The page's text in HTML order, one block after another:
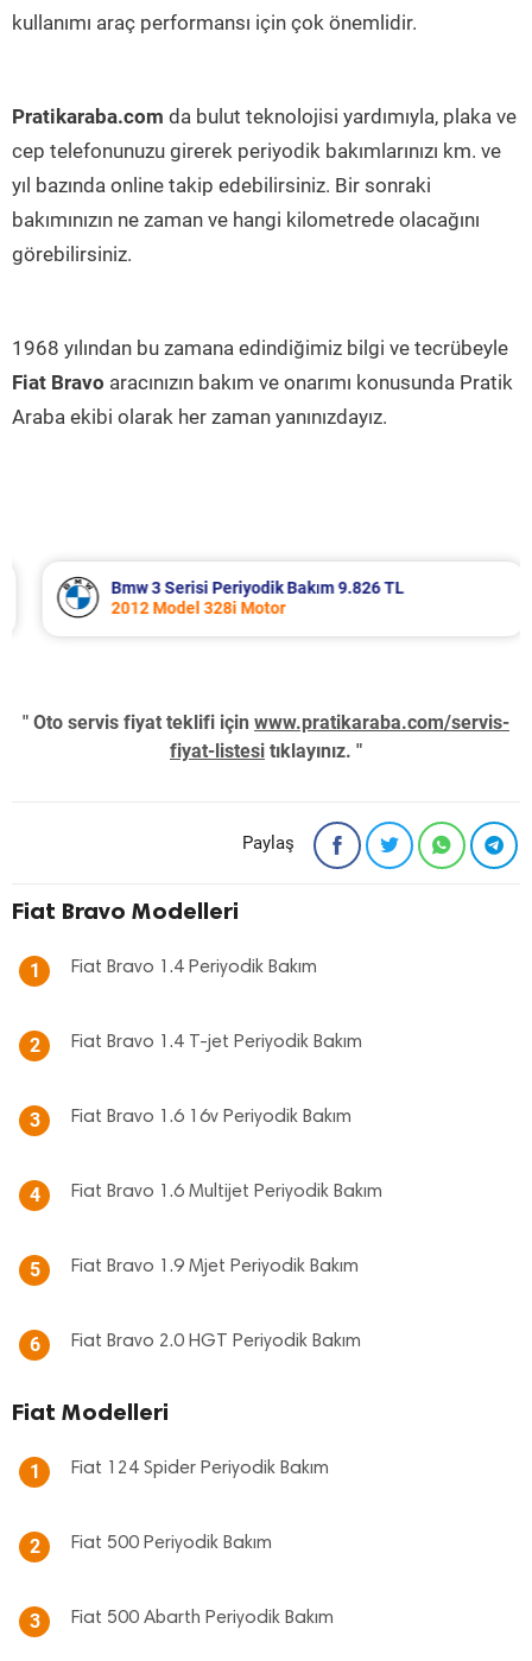
kullanımı araç performansı için çok önemlidir.
Pratikaraba.com da bulut teknolojisi yardımıyla, plaka ve
cep telefonunuzu girerek periyodik bakımlarınızı km. ve
yıl bazında online takip edebilirsiniz. Bir sonraki
bakımınızın ne zaman ve hangi kilometrede olacağını
görebilirsiniz.
1968 yılından bu zamana edindiğimiz bilgi ve tecrübeyle
Fiat Bravo aracınızın bakım ve onarımı konusunda Pratik
Araba ekibi olarak her zaman yanınızdayız.
Bmw 3 Serisi Periyodik Bakım 9.826 TL
2012 Model 328i Motor
" Oto servis fiyat teklifi için www.pratikaraba.com/servis-
fiyat-listesi tıklayınız. "
Paylaş
Fiat Bravo Modelleri
1 Fiat Bravo 1.4 Periyodik Bakım
2 Fiat Bravo 1.4 T-jet Periyodik Bakım
3 Fiat Bravo 1.6 16v Periyodik Bakım
4 Fiat Bravo 1.6 Multijet Periyodik Bakım
5 Fiat Bravo 1.9 Mjet Periyodik Bakım
6 Fiat Bravo 2.0 HGT Periyodik Bakım
Fiat Modelleri
1 Fiat 124 Spider Periyodik Bakım
2 Fiat 500 Periyodik Bakım
3 Fiat 500 Abarth Periyodik Bakım